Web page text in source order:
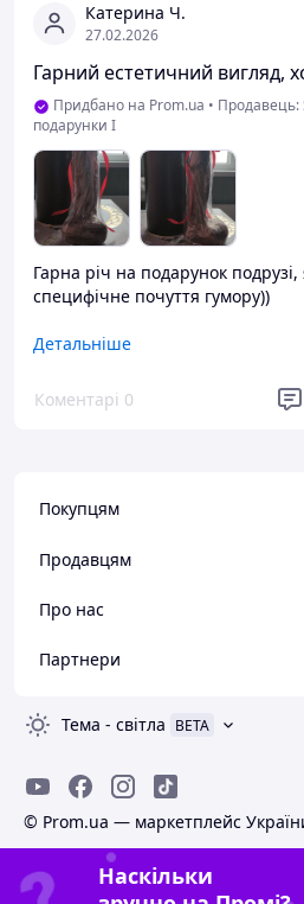
Катерина Ч.
27.02.2026
Гарний естетичний вигляд,
Придбано на Prom.ua • Продавець:
подарунки I
Гарна річ на подарунок
специфічне почуття гумору))
Переваги
дійти товару в неушкодженому
Детальніше
Коментарі 0
Покупцям
Продавцям
Про нас
Партнери
Тема - світла BETA
© Prom.ua — маркетплейс
Наскільки